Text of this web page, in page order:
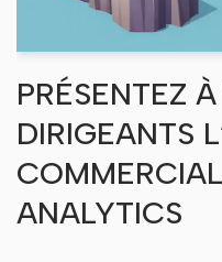
PRÉSENTEZ
DIRIGEANTS
ANALYTICS